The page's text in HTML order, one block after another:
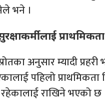
भने ।
प्राथमिकता
अनुसार म्यादी प्रहरी
पहिलो प्राथमिकता
रहेकालाई राखिने भएको छ